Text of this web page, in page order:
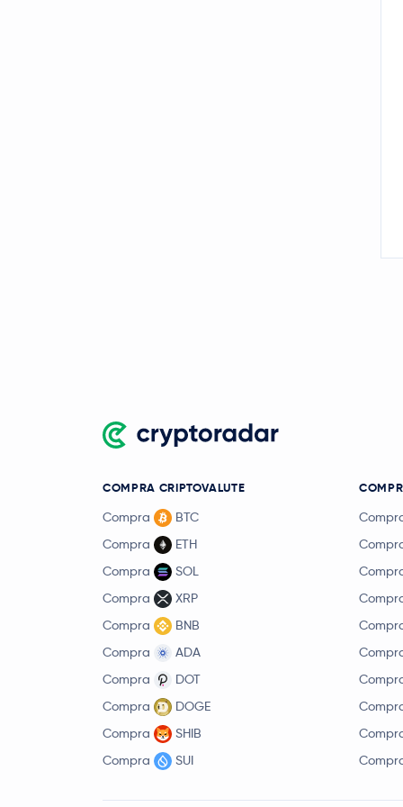
COMPRA CRIPTOVALUTE
Compra
BTC
Compra
ETH
Compra
SOL
Compra
XRP
Compra
BNB
Compra
ADA
Compra
DOT
Compra
DOGE
Compra
SHIB
Compra
SUI